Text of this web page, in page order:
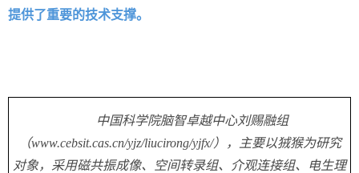
提供了重要的技术支撑。
中国科学院脑智卓越中心刘赐融组
（www.cebsit.cas.cn/yjz/liucirong/yjfx/），主要以狨猴为研究
对象，采用磁共振成像、空间转录组、介观连接组、电生理